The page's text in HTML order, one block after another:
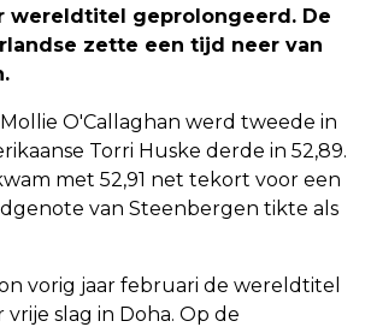
wereldtitel geprolongeerd. De
zette een tijd neer van
O'Callaghan werd tweede in
Torri Huske derde in 52,89.
met 52,91 net tekort voor een
van Steenbergen tikte als
vorig jaar februari de wereldtitel
slag in Doha. Op de